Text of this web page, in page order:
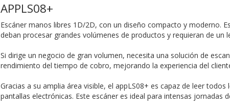
APPLS08+
Escáner manos libres 1D/2D, con un diseño compacto y moderno.
deban procesar grandes volúmenes de productos y requieran de un
Si dirige un negocio de gran volumen, necesita una solución de
rendimiento del tiempo de cobro, mejorando la experiencia del
Gracias a su amplia área visible, el appLS08+ es capaz de leer
pantallas electrónicas. Este escáner es ideal para intensas jornadas